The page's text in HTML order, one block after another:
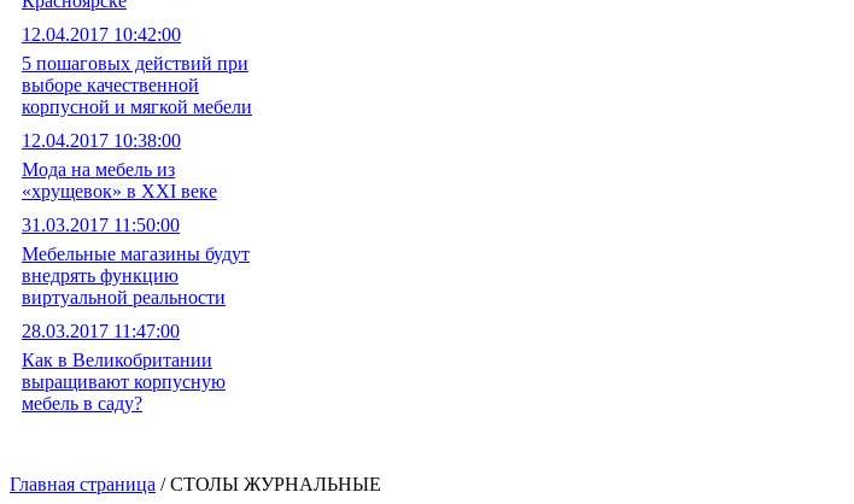
12.04.2017 10:42:00
5 пошаговых действий при
выборе качественной
корпусной и мягкой мебели
12.04.2017 10:38:00
Мода на мебель из
«хрущевок» в XXI веке
31.03.2017 11:50:00
Мебельные магазины будут
внедрять функцию
виртуальной реальности
28.03.2017 11:47:00
Как в Великобритании
выращивают корпусную
мебель в саду?
Главная страница / СТОЛЫ ЖУРНАЛЬНЫЕ